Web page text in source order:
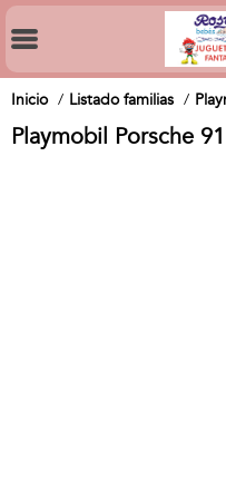
Inicio Listado familias
Playmobil Porsche